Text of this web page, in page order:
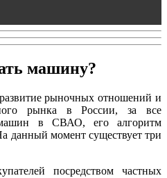
машину?
рыночных отношений и
рынка в России, за все
в СВАО, его алгоритм
данный момент существует три
посредством частных